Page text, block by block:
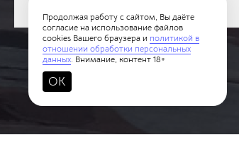
Продолжая работу с сайтом, Вы даёте
согласие на использование файлов
cookies Вашего браузера и политикой в
отношении обработки персональных
данных. Внимание, контент 18+
OK